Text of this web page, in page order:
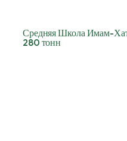
Средняя Школа Имам-
280 тонн